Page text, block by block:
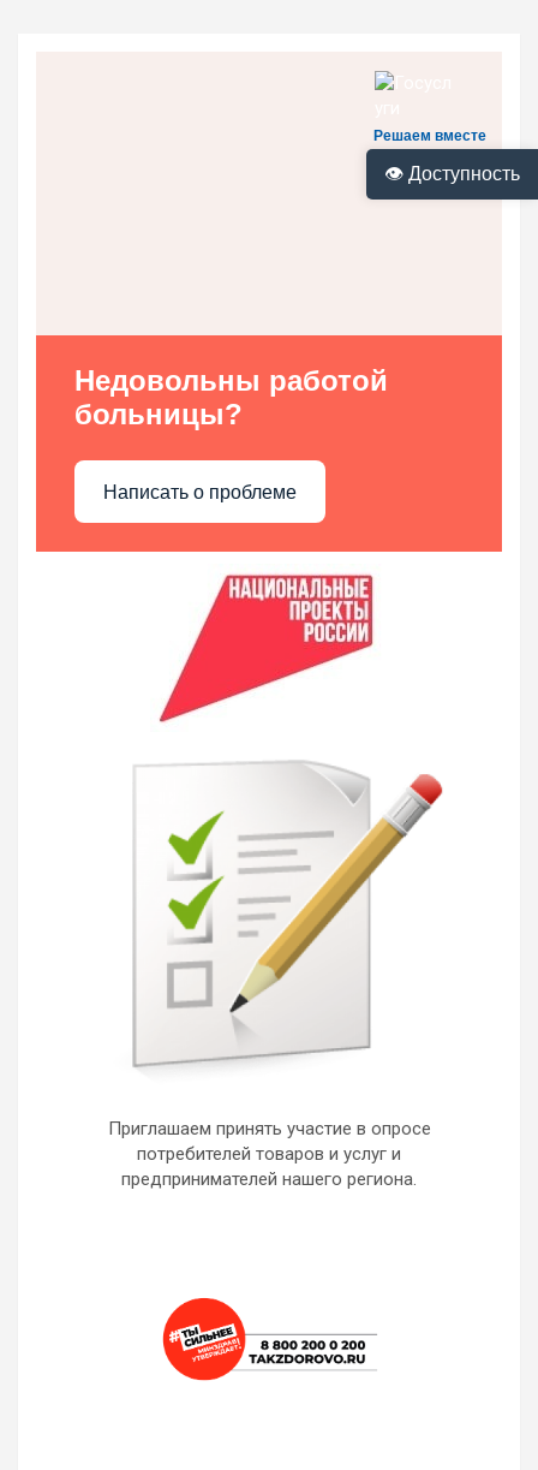
👁 Доступность
Решаем вместе
Недовольны работой
больницы?
Написать о проблеме
Приглашаем принять участие в опросе
потребителей товаров и услуг и
предпринимателей нашего региона.